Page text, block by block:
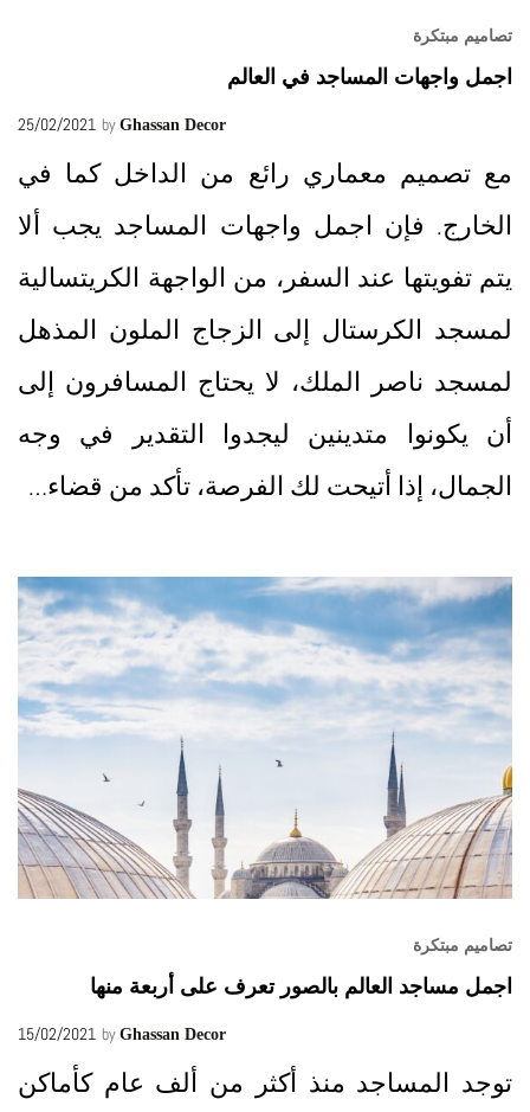
تصاميم مبتكرة
اجمل واجهات المساجد في العالم
25/02/2021 by Ghassan Decor
مع تصميم معماري رائع من الداخل كما في
الخارج. فإن اجمل واجهات المساجد يجب ألا
يتم تفويتها عند السفر، من الواجهة الكريتسالية
لمسجد الكرستال إلى الزجاج الملون المذهل
لمسجد ناصر الملك، لا يحتاج المسافرون إلى
أن يكونوا متدينين ليجدوا التقدير في وجه
الجمال، إذا أتيحت لك الفرصة، تأكد من قضاء…
تصاميم مبتكرة
اجمل مساجد العالم بالصور تعرف على أربعة منها
15/02/2021 by Ghassan Decor
توجد المساجد منذ أكثر من ألف عام كأماكن